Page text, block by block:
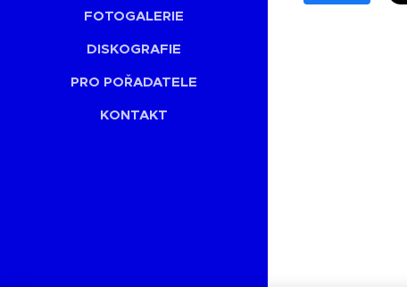
FOTOGALERIE
DISKOGRAFIE
PRO POŘADATELE
KONTAKT